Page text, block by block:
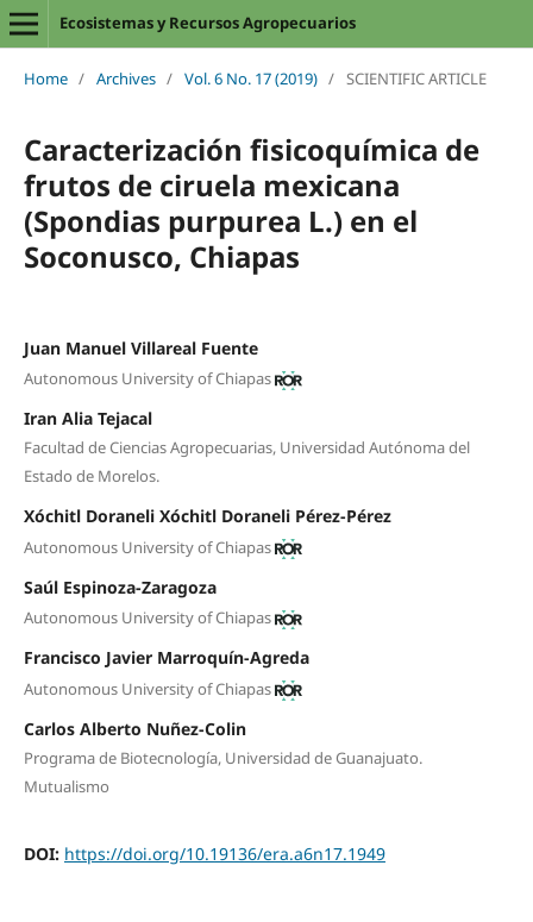
Ecosistemas y Recursos Agropecuarios
Home / Archives / Vol. 6 No. 17 (2019) / SCIENTIFIC ARTICLE
Caracterización fisicoquímica de
frutos de ciruela mexicana
(Spondias purpurea L.) en el
Soconusco, Chiapas
Juan Manuel Villareal Fuente
Autonomous University of Chiapas
Iran Alia Tejacal
Facultad de Ciencias Agropecuarias, Universidad Autónoma del
Estado de Morelos.
Xóchitl Doraneli Xóchitl Doraneli Pérez-Pérez
Autonomous University of Chiapas
Saúl Espinoza-Zaragoza
Autonomous University of Chiapas
Francisco Javier Marroquín-Agreda
Autonomous University of Chiapas
Carlos Alberto Nuñez-Colin
Programa de Biotecnología, Universidad de Guanajuato.
Mutualismo
DOI: https://doi.org/10.19136/era.a6n17.1949